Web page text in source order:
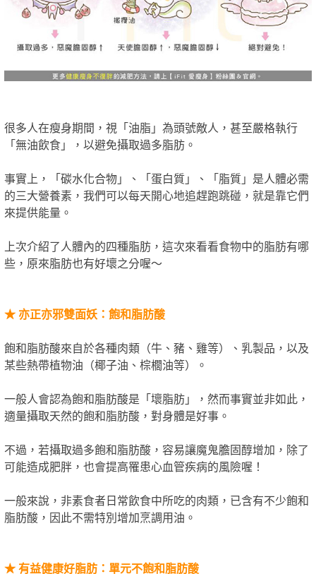
很多人在瘦身期間，視「油脂」為頭號敵人，甚至嚴格執行
「無油飲食」，以避免攝取過多脂肪。
事實上，「碳水化合物」、「蛋白質」、「脂質」是人體必需
的三大營養素，我們可以每天開心地追趕跑跳碰，就是靠它們
來提供能量。
上次介紹了人體內的四種脂肪，這次來看看食物中的脂肪有哪
些，原來脂肪也有好壞之分喔～
★ 亦正亦邪雙面妖：飽和脂肪酸
飽和脂肪酸來自於各種肉類（牛、豬、雞等）、乳製品，以及
某些熱帶植物油（椰子油、棕櫚油等）。
一般人會認為飽和脂肪酸是「壞脂肪」，然而事實並非如此，
適量攝取天然的飽和脂肪酸，對身體是好事。
不過，若攝取過多飽和脂肪酸，容易讓魔鬼膽固醇增加，除了
可能造成肥胖，也會提高罹患心血管疾病的風險喔！
一般來說，非素食者日常飲食中所吃的肉類，已含有不少飽和
脂肪酸，因此不需特別增加烹調用油。
★有益健康好脂肪：單元不飽和脂肪酸